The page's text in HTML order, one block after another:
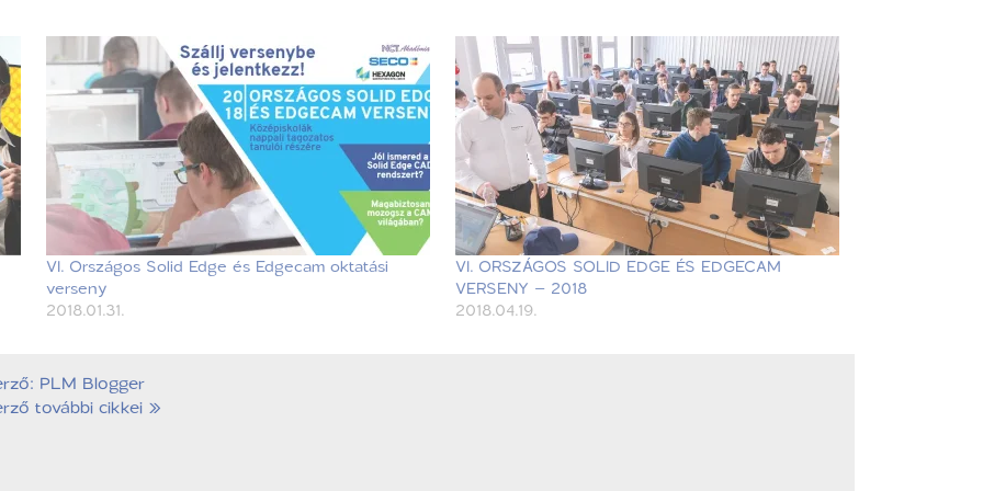
VI. Országos Solid Edge és Edgecam oktatási
verseny
2018.01.31.
VI. ORSZÁGOS SOLID EDGE ÉS EDGECAM
VERSENY – 2018
2018.04.19.
PLM Blogger
további cikkei »